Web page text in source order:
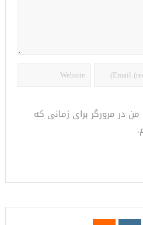
در مرورگر برای زمانی که